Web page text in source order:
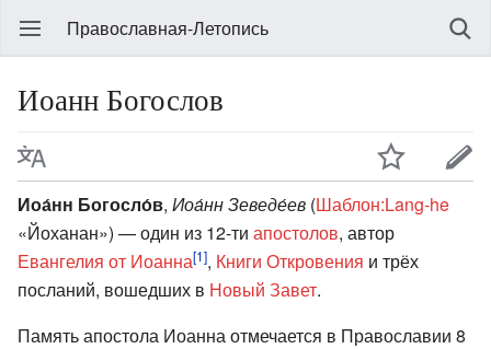
Православная-Летопись
Иоанн Богослов
Иоа́нн Богосло́в, Иоа́нн Зеведе́ев (Шаблон:Lang-he
«Йоханан») — один из 12-ти апостолов, автор
Евангелия от Иоанна[1], Книги Откровения и трёх
посланий, вошедших в Новый Завет.
Память апостола Иоанна отмечается в Православии 8